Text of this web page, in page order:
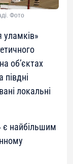
Фото
уламків»
об’єктах
локальні
є найбільшим